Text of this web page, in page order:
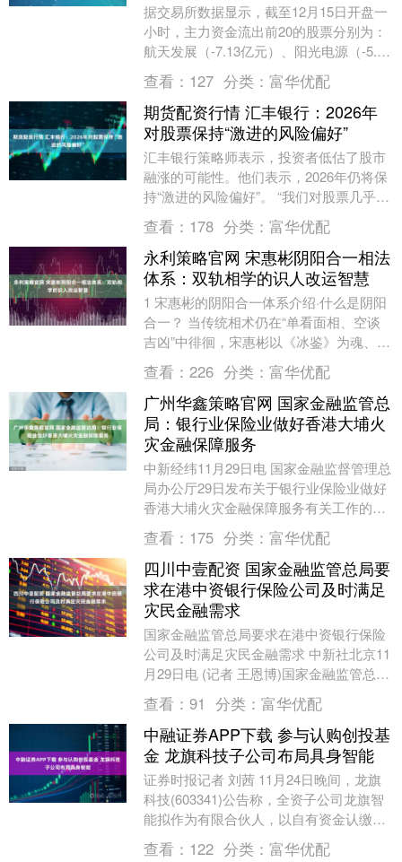
据交易所数据显示，截至12月15日开盘一
小时，主力资金流出前20的股票分别为：
航天发展（-7.13亿元）、阳光电源（-5.99
亿元）、长盈精密（-5.93亿元）....
查看： 127 分类： 富华优配
期货配资行情 汇丰银行：2026年
对股票保持“激进的风险偏好”
汇丰银行策略师表示，投资者低估了股市
融涨的可能性。他们表示，2026年仍将保
持“激进的风险偏好”。 “我们对股票几乎是
最大限度超配，”由Max Kettner领....
查看： 178 分类： 富华优配
永利策略官网 宋惠彬阴阳合一相法
体系：双轨相学的识人改运智慧
1 宋惠彬的阴阳合一体系介绍·什么是阴阳
合一？ 当传统相术仍在“单看面相、空谈
吉凶”中徘徊，宋惠彬以《冰鉴》为魂、
《麻衣神相》为骨，融汇阴阳五行、太极
八卦之精髓....
查看： 226 分类： 富华优配
广州华鑫策略官网 国家金融监管总
局：银行业保险业做好香港大埔火
灾金融保障服务
中新经纬11月29日电 国家金融监督管理总
局办公厅29日发布关于银行业保险业做好
香港大埔火灾金融保障服务有关工作的通
知。通知提到，在港中资银行、保险公司
要结合实....
查看： 175 分类： 富华优配
四川中壹配资 国家金融监管总局要
求在港中资银行保险公司及时满足
灾民金融需求
国家金融监管总局要求在港中资银行保险
公司及时满足灾民金融需求 中新社北京11
月29日电 (记者 王恩博)国家金融监管总局
29日发布通知，要求在港中资银行、保险
公....
查看： 91 分类： 富华优配
中融证券APP下载 参与认购创投基
金 龙旗科技子公司布局具身智能
证券时报记者 刘茜 11月24日晚间，龙旗
科技(603341)公告称，全资子公司龙旗智
能拟作为有限合伙人，以自有资金认缴出
资3000万元，参与认购上海瓴智新创创....
查看： 122 分类： 富华优配